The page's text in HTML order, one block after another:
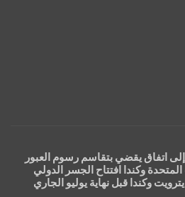
اتفاق يقضي بتقاسم رسوم العبور
المتحدة وكندا افتتاح الجسر الدولي
وكندا قبل نهاية يوليو الجاري